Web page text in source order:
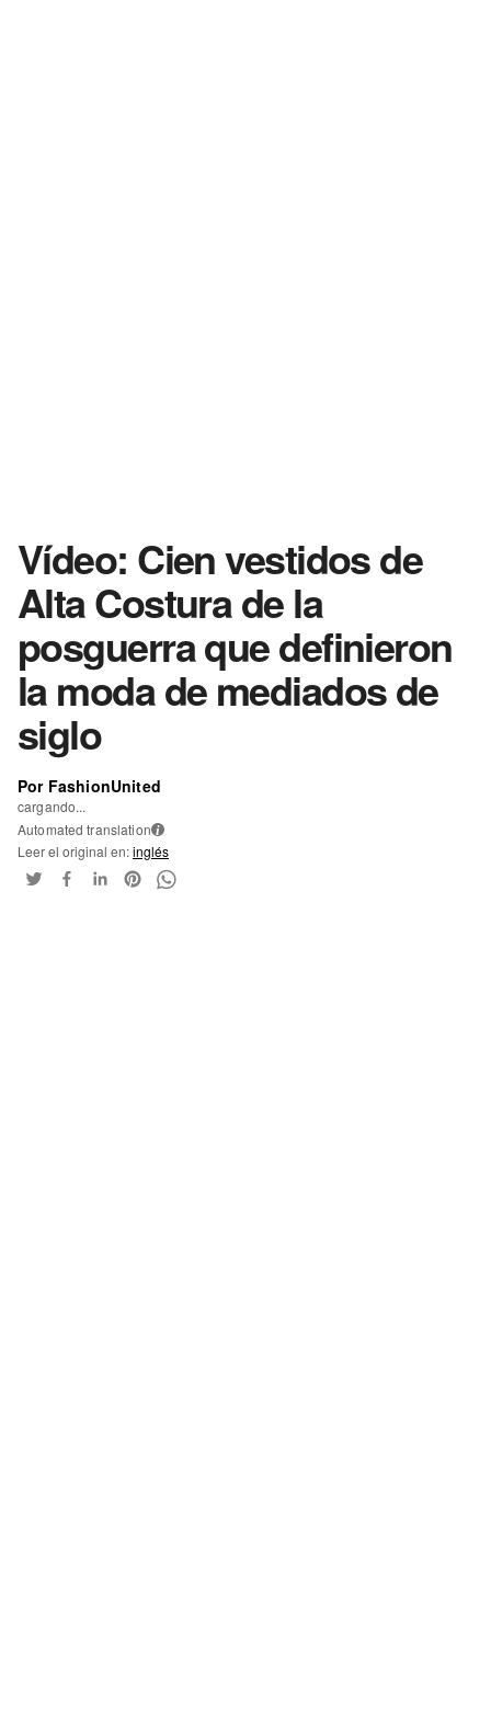
Vídeo: Cien vestidos de
Alta Costura de la
posguerra que definieron
la moda de mediados de
siglo
Por FashionUnited
cargando...
Automated translation i
Leer el original en:inglés